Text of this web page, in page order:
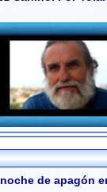
de apagón